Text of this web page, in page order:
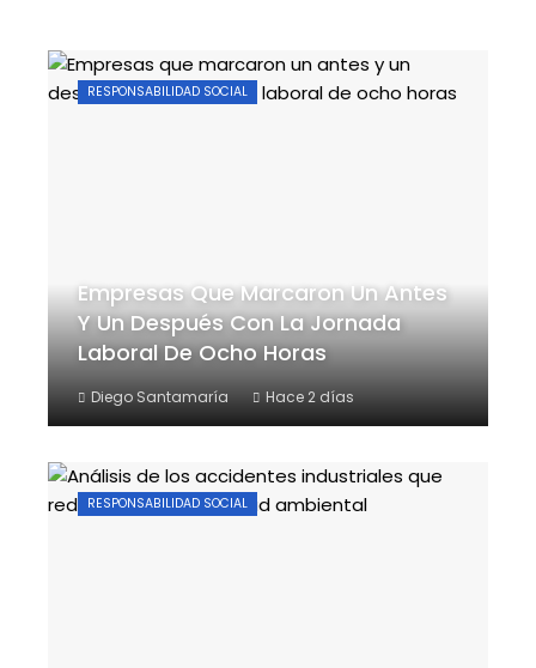
RESPONSABILIDAD SOCIAL
Empresas Que Marcaron Un Antes
Y Un Después Con La Jornada
Laboral De Ocho Horas
Diego Santamaría Hace 2 días
RESPONSABILIDAD SOCIAL